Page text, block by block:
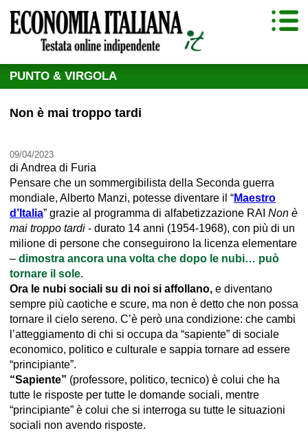
PUNTO & VIRGOLA
Non è mai troppo tardi
09/04/2023
di Andrea di Furia
Pensare che un sommergibilista della Seconda guerra
mondiale, Alberto Manzi, potesse diventare il “Maestro
d’Italia” grazie al programma di alfabetizzazione RAI Non è
mai troppo tardi - durato 14 anni (1954-1968), con più di un
milione di persone che conseguirono la licenza elementare
– dimostra ancora una volta che dopo le nubi… può
tornare il sole.
Ora le nubi sociali su di noi si affollano, e diventano
sempre più caotiche e scure, ma non è detto che non possa
tornare il cielo sereno. C’è però una condizione: che cambi
l’atteggiamento di chi si occupa da “sapiente” di sociale
economico, politico e culturale e sappia tornare ad essere
“principiante”.
“Sapiente” (professore, politico, tecnico) è colui che ha
tutte le risposte per tutte le domande sociali, mentre
“principiante” è colui che si interroga su tutte le situazioni
sociali non avendo risposte.